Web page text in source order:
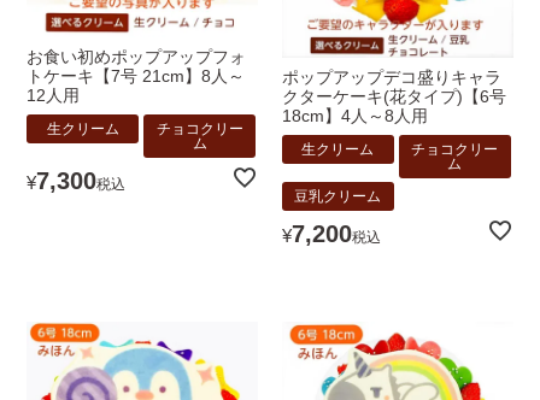
お食い初めポップアップフォ
トケーキ【7号 21cm】8人～
12人用
生クリーム
チョコクリー
ム
¥7,300税込
ポップアップデコ盛りキャラ
クターケーキ(花タイプ)【6号
18cm】4人～8人用
生クリーム
チョコクリー
ム
豆乳クリーム
¥7,200税込